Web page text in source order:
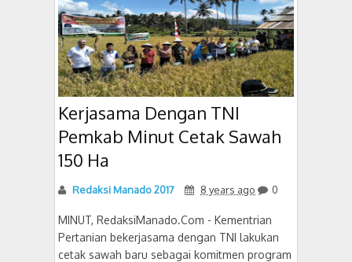
Kerjasama Dengan TNI
Pemkab Minut Cetak Sawah
150 Ha
Redaksi Manado 2017 8 years ago 0
MINUT, RedaksiManado.Com - Kementrian
Pertanian bekerjasama dengan TNI lakukan
cetak sawah baru sebagai komitmen program